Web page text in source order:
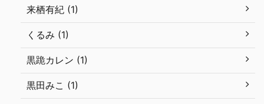
来栖有紀 (1)
くるみ (1)
黒跪カレン (1)
黒田みこ (1)